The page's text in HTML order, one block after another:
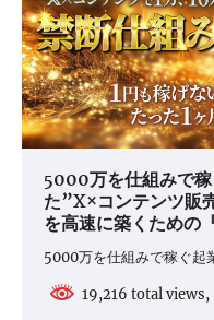
5000万を仕組みで
た”X×コンテンツ
を高速に築くための
5000万を仕組みで稼ぐ起
19,216 total